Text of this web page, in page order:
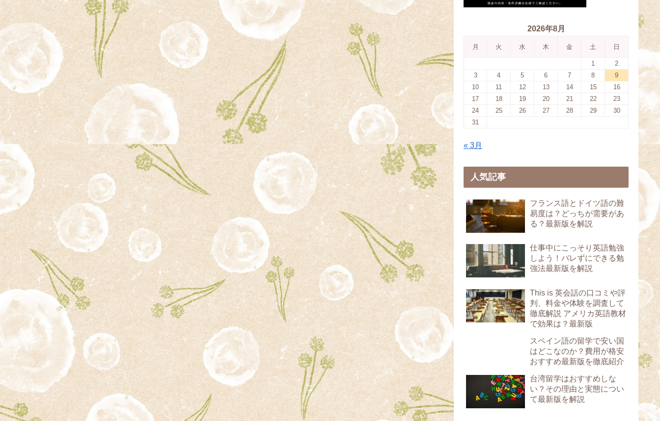
2026年8月
月 火 水 木 金 土 日
1
2
3
4 5 6 7 8
9
10
11 12 13 14 15
16
17
18 19 20 21 22
23
24
25 26 27 28 29
30
31
« 3月
人気記事
フランス語とドイツ語の難
易度は？どっちが需要があ
る？最新版を解説
仕事中にこっそり英語勉強
しよう！バレずにできる勉
強法最新版を解説
This is 英会話の口コミや評
判、料金や体験を調査して
徹底解説 アメリカ英語教材
で効果は？最新版
スペイン語の留学で安い国
はどこなのか？費用が格安
おすすめ最新版を徹底紹介
台湾留学はおすすめしな
い？その理由と実態につい
て最新版を解説